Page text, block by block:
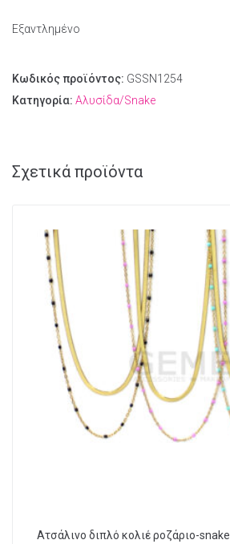
Εξαντλημένο
Κωδικός προϊόντος: GSSN1254
Κατηγορία: Αλυσίδα/Snake
Σχετικά προϊόντα
Ατσάλινο διπλό κολιέ ροζάριο-snake